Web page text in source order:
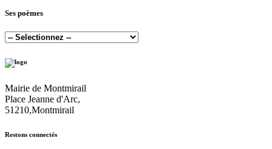
Ses poèmes
Mairie de Montmirail
Place Jeanne d'Arc,
51210,Montmirail
Restons connectés